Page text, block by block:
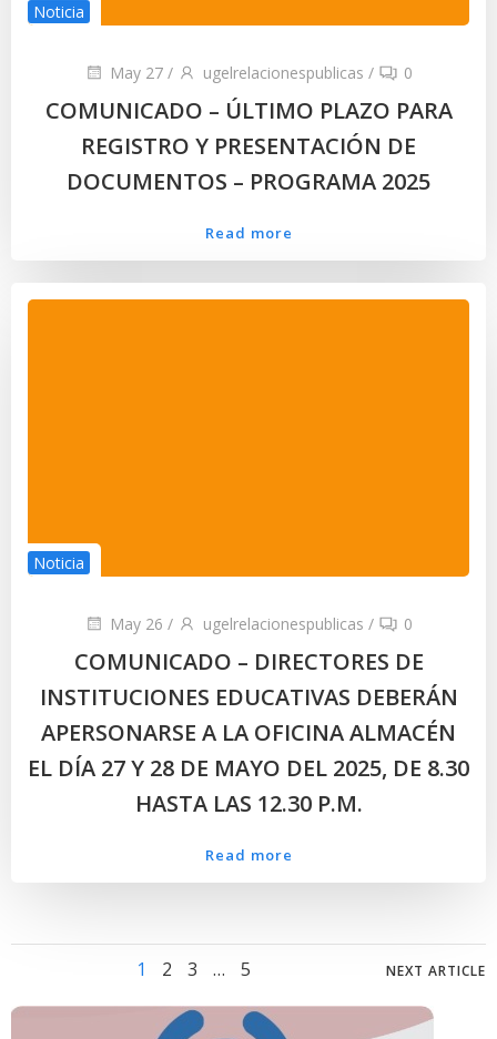
Noticia
May 27 / ugelrelacionespublicas / 0
COMUNICADO – ÚLTIMO PLAZO PARA
REGISTRO Y PRESENTACIÓN DE
DOCUMENTOS – PROGRAMA 2025
Read more
Noticia
May 26 / ugelrelacionespublicas / 0
COMUNICADO – DIRECTORES DE
INSTITUCIONES EDUCATIVAS DEBERÁN
APERSONARSE A LA OFICINA ALMACÉN
EL DÍA 27 Y 28 DE MAYO DEL 2025, DE 8.30
HASTA LAS 12.30 P.M.
Read more
Page
1 Page
2 Page
3 … Page
5
Posts
NEXT ARTICLE